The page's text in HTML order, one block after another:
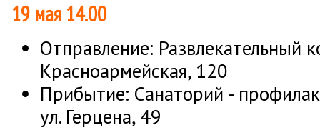
19 мая 14.00
Отправление: Развлекательный
Красноармейская, 120
Прибытие: Санаторий -
ул. Герцена, 49